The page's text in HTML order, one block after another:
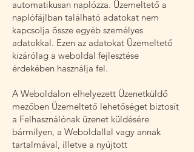
automatikusan naplózza. Üzemeltető a
naplófájlban található adatokat nem
kapcsolja össze egyéb személyes
adatokkal. Ezen az adatokat Üzemeltető
kizárólag a weboldal fejlesztése
érdekében használja fel.
A Weboldalon elhelyezett Üzenetküldő
mezőben Üzemeltető lehetőséget biztosít
a Felhasználónak üzenet küldésére
bármilyen, a Weboldallal vagy annak
tartalmával, illetve a nyújtott